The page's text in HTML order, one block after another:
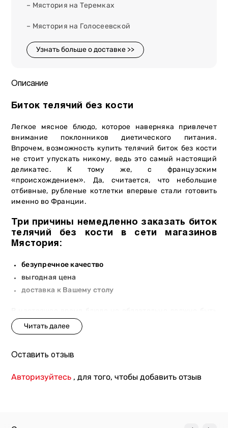
– Мястория на Теремках
– Мястория на Голосеевской
Узнать больше о доставке >>
Описание
Биток телячий без кости
Легкое мясное блюдо, которое наверняка привлечет
внимание поклонников диетического питания.
Впрочем, возможность купить телячий биток без кости
не стоит упускать никому, ведь это самый настоящий
деликатес. К тому же, с французским
«происхождением». Да, считается, что небольшие
отбивные, рубленые котлетки впервые стали готовить
именно во Франции.
Три причины немедленно заказать биток
телячий без кости в сети магазинов
Мястория:
безупречное качество
выгодная цена
доставка к Вашему столу
отбивным в прямом смысле слова, зато покупая телячий
биток без кости в магазинах Мястория и точках
придется сомневаться. Свежайшее мясо украинского
фермеров из собственного списка. А потому мы
Оставить отзыв
Авторизуйтесь , для того, чтобы добавить отзыв